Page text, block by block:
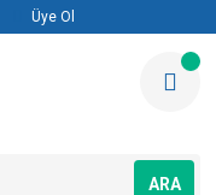
Üye Ol
ARA